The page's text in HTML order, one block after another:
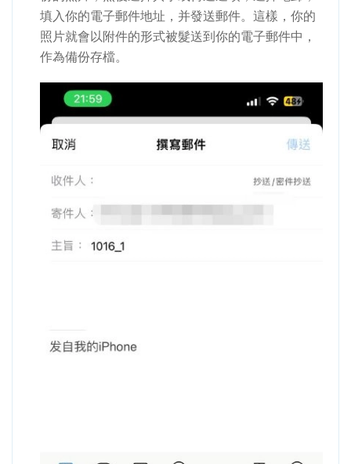
填入你的電子郵件地址，并發送郵件。這樣，你的
照片就會以附件的形式被髮送到你的電子郵件中，
作為備份存檔。